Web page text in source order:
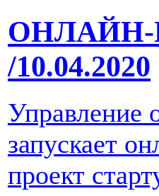
/10.04.2020
Управление
запускает
проект